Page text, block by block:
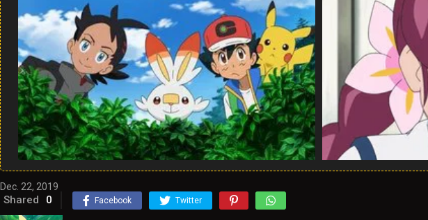
Dec. 22, 2019
Shared 0 Facebook Twitter